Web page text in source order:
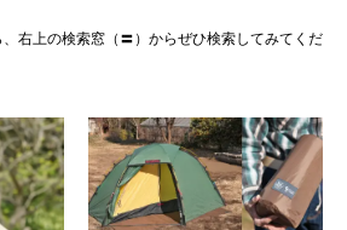
右上の検索窓（〓）からぜひ検索してみてくだ